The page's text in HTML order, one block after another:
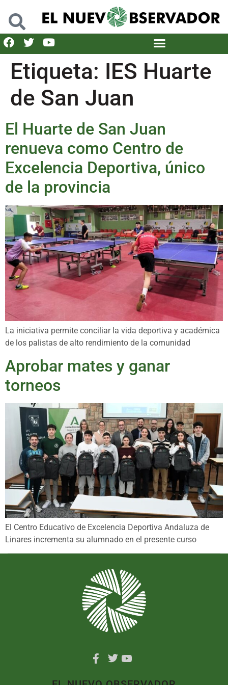
Etiqueta: IES Huarte
de San Juan
El Huarte de San Juan
renueva como Centro de
Excelencia Deportiva, único
de la provincia
La iniciativa permite conciliar la vida deportiva y académica
de los palistas de alto rendimiento de la comunidad
Aprobar mates y ganar
torneos
El Centro Educativo de Excelencia Deportiva Andaluza de
Linares incrementa su alumnado en el presente curso